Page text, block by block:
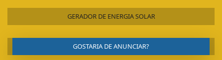
GERADOR DE ENERGIA SOLAR
GOSTARIA DE ANUNCIAR?